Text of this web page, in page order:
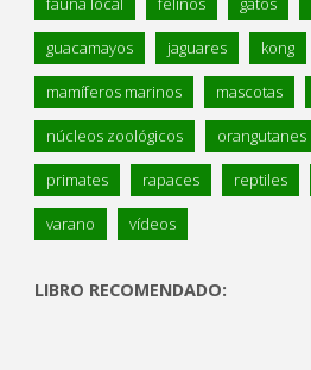
guacamayos jaguares kong
mamíferos marinos mascotas
núcleos zoológicos orangutanes
primates rapaces reptiles
varano vídeos
LIBRO RECOMENDADO: